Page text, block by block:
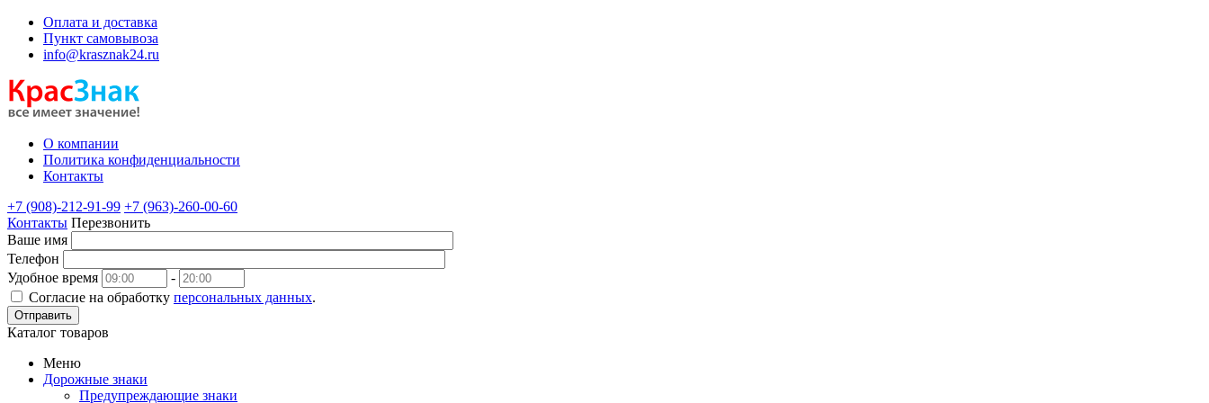
Оплата и доставка
Пункт самовывоза
info@krasznak24.ru
О компании
Политика конфиденциальности
Контакты
+7 (908)-212-91-99 +7 (963)-260-00-60
Контакты Перезвонить
Ваше имя
Телефон
Удобное время
-
Согласие на обработку персональных данных.
Отправить
Каталог товаров
Меню
Дорожные знаки
Предупреждающие знаки